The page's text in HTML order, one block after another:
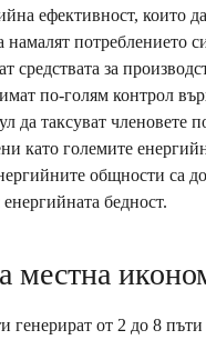
ефективност, които да
намалят потреблението
средствата за
по-голям контрол
да таксуват членовете
като големите
общности са
бедност.
местна
генерират от 2 до 8 пъти